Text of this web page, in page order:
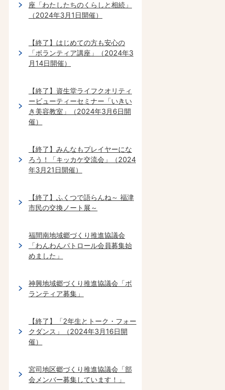
座「わたしたちのくらしと相続」
（2024年3月1日開催）
【終了】はじめての方も安心の
「ボランティア講座」（2024年3
月14日開催）
【終了】資生堂ライフクオリティ
ービューティーセミナー「いきい
き美容教室」（2024年3月6日開
催）
【終了】みんなもプレイヤーにな
ろう！「キッカケ交流会」（2024
年3月21日開催）
【終了】ふくつで語らんね～ 福津
市民の交換ノート展～
福間南地域郷づくり推進協議会
「わんわんパトロール会員募集始
めました」
神興地域郷づくり推進協議会「ボ
ランティア募集」
【終了】「2年生とトーク・フォー
クダンス」（2024年3月16日開
催）
宮司地区郷づくり推進協議会「部
会メンバー募集しています！」